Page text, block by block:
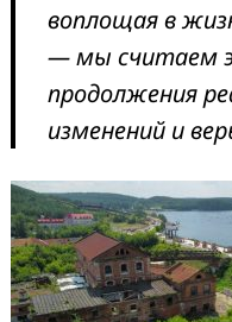
воплощая в
— мы считаем
продолжения
изменений и